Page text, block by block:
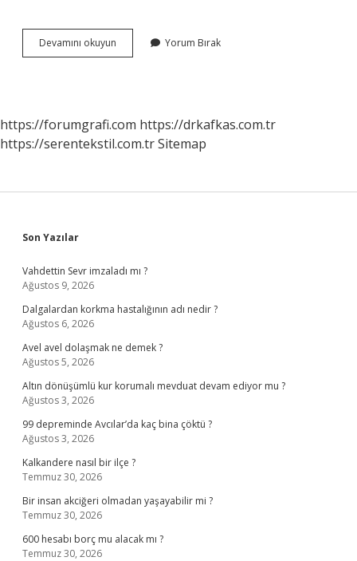
Devamını okuyun
Nasıl
Yorum Bırak
https://forumgrafi.com https://drkafkas.com.tr
https://serentekstil.com.trSitemap
Sidebar
Son Yazılar
Vahdettin Sevr imzaladı mı ?
Ağustos 9, 2026
Dalgalardan korkma hastalığının adı nedir ?
Ağustos 6, 2026
Avel avel dolaşmak ne demek ?
Ağustos 5, 2026
Altın dönüşümlü kur korumalı mevduat devam ediyor mu ?
Ağustos 3, 2026
99 depreminde Avcılar’da kaç bina çöktü ?
Ağustos 3, 2026
Kalkandere nasıl bir ilçe ?
Temmuz 30, 2026
Bir insan akciğeri olmadan yaşayabilir mi ?
Temmuz 30, 2026
600 hesabı borç mu alacak mı ?
Temmuz 30, 2026